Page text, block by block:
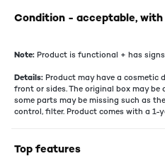
Condition - acceptable,
Note: Product is functional + has
Details: Product may have a cosmetic
front or sides. The original box may be
some parts may be missing such as
control, filter. Product comes with a 1-
Top features